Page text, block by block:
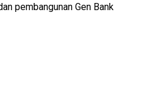
pembangunan Gen Bank